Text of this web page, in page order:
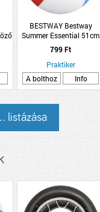
BESTWAY Bestway
Summer Essential 51cm
felfújható csíkos
strandlabda
799 Ft
Praktiker
A bolthoz
Info
listázása